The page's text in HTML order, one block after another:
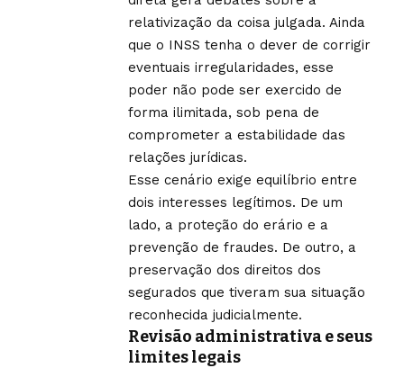
relativização da coisa julgada. Ainda
que o INSS tenha o dever de corrigir
eventuais irregularidades, esse
poder não pode ser exercido de
forma ilimitada, sob pena de
comprometer a estabilidade das
relações jurídicas.
Esse cenário exige equilíbrio entre
dois interesses legítimos. De um
lado, a proteção do erário e a
prevenção de fraudes. De outro, a
preservação dos direitos dos
segurados que tiveram sua situação
reconhecida judicialmente.
Revisão administrativa e seus
limites legais